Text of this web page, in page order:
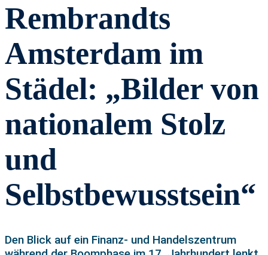
Rembrandts
Amsterdam im
Städel: „Bilder von
nationalem Stolz
und
Selbstbewusstsein“
Den Blick auf ein Finanz- und Handelszentrum